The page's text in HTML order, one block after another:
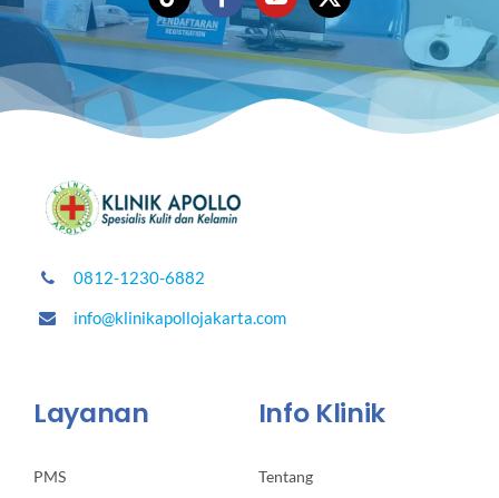
0812-1230-6882
info@klinikapollojakarta.com
Layanan
PMS
Info Klinik
Tentang